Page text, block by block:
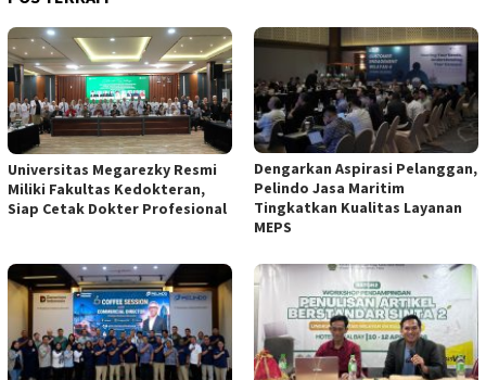
Universitas Megarezky Resmi
Miliki Fakultas Kedokteran,
Siap Cetak Dokter Profesional
Dengarkan Aspirasi Pelanggan,
Pelindo Jasa Maritim
Tingkatkan Kualitas Layanan
MEPS